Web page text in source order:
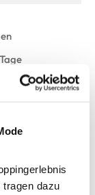
tragen dazu